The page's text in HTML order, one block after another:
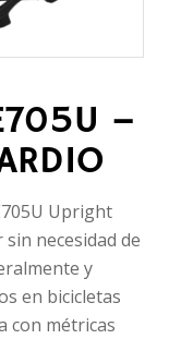
–
Upright
necesidad de
y
en bicicletas
con métricas